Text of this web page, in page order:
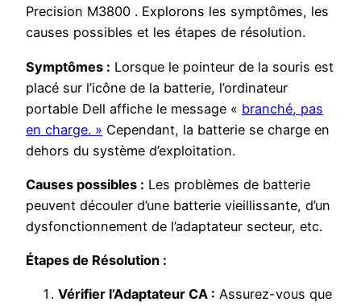
Precision M3800 . Explorons les symptômes, les
causes possibles et les étapes de résolution.
Symptômes : Lorsque le pointeur de la souris est
placé sur l’icône de la batterie, l’ordinateur
portable Dell affiche le message « branché, pas
en charge. » Cependant, la batterie se charge en
dehors du système d’exploitation.
Causes possibles : Les problèmes de batterie
peuvent découler d’une batterie vieillissante, d’un
dysfonctionnement de l’adaptateur secteur, etc.
Étapes de Résolution :
Vérifier l’Adaptateur CA : Assurez-vous que